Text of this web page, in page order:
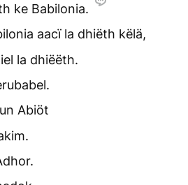
ke Babilonia.
aacï la dhiëth këlä,
la dhiëëth.
Abiöt